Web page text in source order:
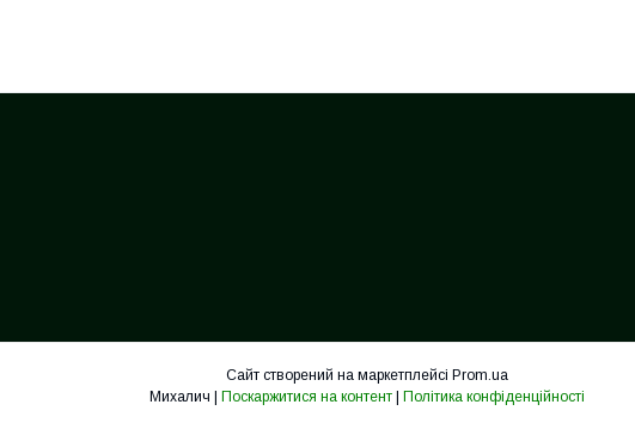
Сайт створений на маркетплейсі Prom.ua
Поскаржитися на контент Політика конфіденційності